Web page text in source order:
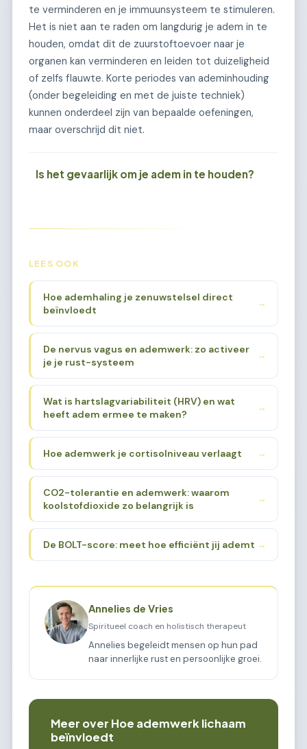
te verminderen en je immuunsysteem te stimuleren.
Het is niet aan te raden om langdurig je adem in te
houden, omdat dit de zuurstoftoevoer naar je
organen kan verminderen en leiden tot duizeligheid
of zelfs flauwte. Korte periodes van ademinhouding
(onder begeleiding en met de juiste techniek)
kunnen onderdeel zijn van bepaalde oefeningen,
maar overschrijd dit niet.
Is het gevaarlijk om je adem in te houden?
LEES OOK
Hoe ademhaling je zenuwstelsel direct
beïnvloedt
→
De nervus vagus en ademwerk: zo activeer
je je rust-systeem
→
Wat is hartslagvariabiliteit (HRV) en wat
heeft adem ermee te maken?
→
Hoe ademwerk je cortisolniveau verlaagt →
CO2-tolerantie en ademwerk: waarom
koolstofdioxide zo belangrijk is
→
De BOLT-score: meet hoe efficiënt jij ademt →
Annelies de Vries
Spiritueel coach en holistisch therapeut
Annelies begeleidt mensen op hun pad
naar innerlijke rust en persoonlijke groei.
Meer over Hoe ademwerk lichaam
beïnvloedt